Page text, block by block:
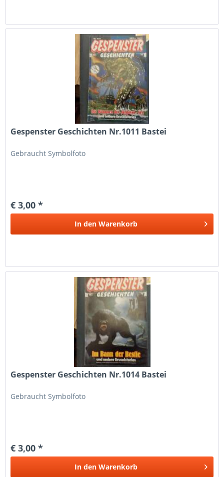
Gespenster Geschichten Nr.1011 Bastei
Gebraucht Symbolfoto
€ 3,00 *
In den Warenkorb
Gespenster Geschichten Nr.1014 Bastei
Gebraucht Symbolfoto
€ 3,00 *
In den Warenkorb